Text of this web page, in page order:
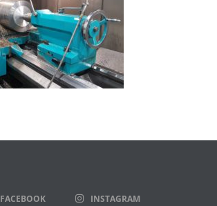
FACEBOOK INSTAGRAM